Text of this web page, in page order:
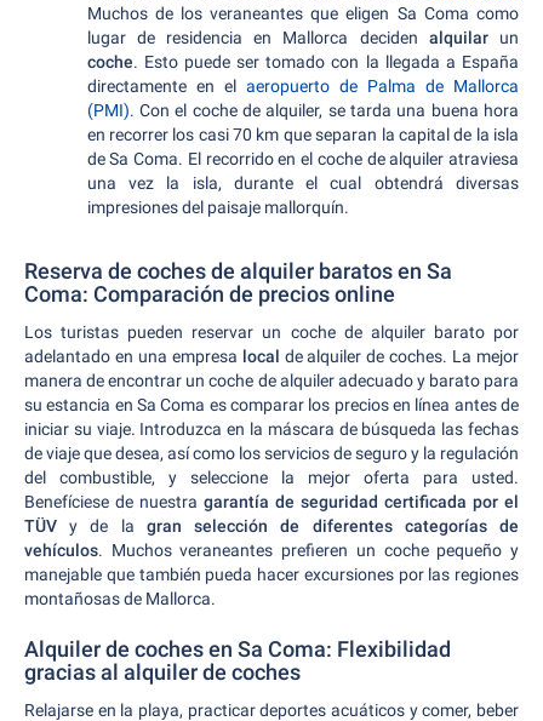
Muchos de los veraneantes que eligen Sa Coma como
lugar de residencia en Mallorca deciden alquilarun
coche. Esto puede ser tomado con la llegada a España
directamente en el aeropuerto de Palma de Mallorca
(PMI). Con el coche de alquiler, se tarda una buena hora
en recorrer los casi 70 km que separan la capital de la isla
de Sa Coma. El recorrido en el coche de alquiler atraviesa
una vez la isla, durante el cual obtendrá diversas
impresiones del paisaje mallorquín.
Reserva de coches de alquiler baratos en Sa
Coma: Comparación de precios online
Los turistas pueden reservar un coche de alquiler barato por
adelantado en una empresa local de alquiler de coches. La mejor
manera de encontrar un coche de alquiler adecuado y barato para
su estancia en Sa Coma es comparar los precios en línea antes de
iniciar su viaje. Introduzca en la máscara de búsqueda las fechas
de viaje que desea, así como los servicios de seguro y la regulación
del combustible, y seleccione la mejor oferta para usted.
Benefíciese de nuestra garantía de seguridad certificada por el
TÜV y de la gran selección de diferentes categorías de
vehículos. Muchos veraneantes prefieren un coche pequeño y
manejable que también pueda hacer excursiones por las regiones
montañosas de Mallorca.
Alquiler de coches en Sa Coma: Flexibilidad
gracias al alquiler de coches
Relajarse en la playa, practicar deportes acuáticos y comer, beber